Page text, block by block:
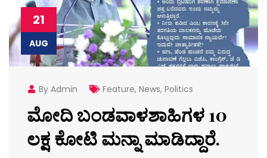
21
AUG
By Admin Feature, News, Politics
ಮೋದಿ ಬಂಡವಾಳಶಾಹಿಗಳ 10
ಲಕ್ಷ ಕೋಟಿ ಮನ್ನಾ ಮಾಡಿದ್ದಾರೆ.